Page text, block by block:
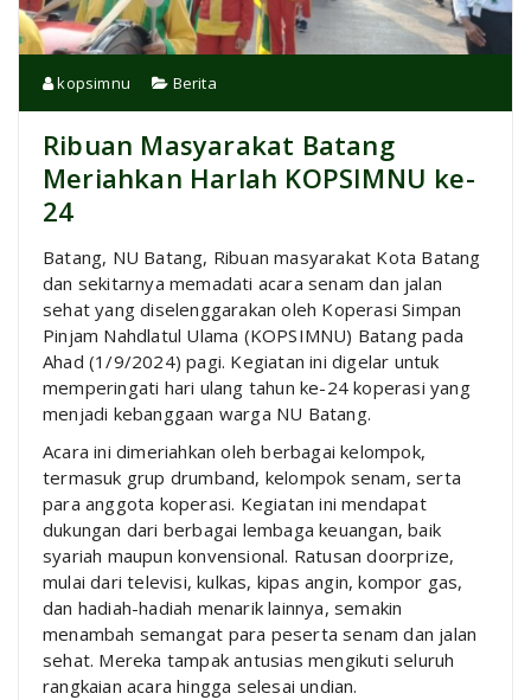
kopsimnu Berita
Ribuan Masyarakat Batang
Meriahkan Harlah KOPSIMNU ke-
24
Batang, NU Batang, Ribuan masyarakat Kota Batang
dan sekitarnya memadati acara senam dan jalan
sehat yang diselenggarakan oleh Koperasi Simpan
Pinjam Nahdlatul Ulama (KOPSIMNU) Batang pada
Ahad (1/9/2024) pagi. Kegiatan ini digelar untuk
memperingati hari ulang tahun ke-24 koperasi yang
menjadi kebanggaan warga NU Batang.
Acara ini dimeriahkan oleh berbagai kelompok,
termasuk grup drumband, kelompok senam, serta
para anggota koperasi. Kegiatan ini mendapat
dukungan dari berbagai lembaga keuangan, baik
syariah maupun konvensional. Ratusan doorprize,
mulai dari televisi, kulkas, kipas angin, kompor gas,
dan hadiah-hadiah menarik lainnya, semakin
menambah semangat para peserta senam dan jalan
sehat. Mereka tampak antusias mengikuti seluruh
rangkaian acara hingga selesai undian.